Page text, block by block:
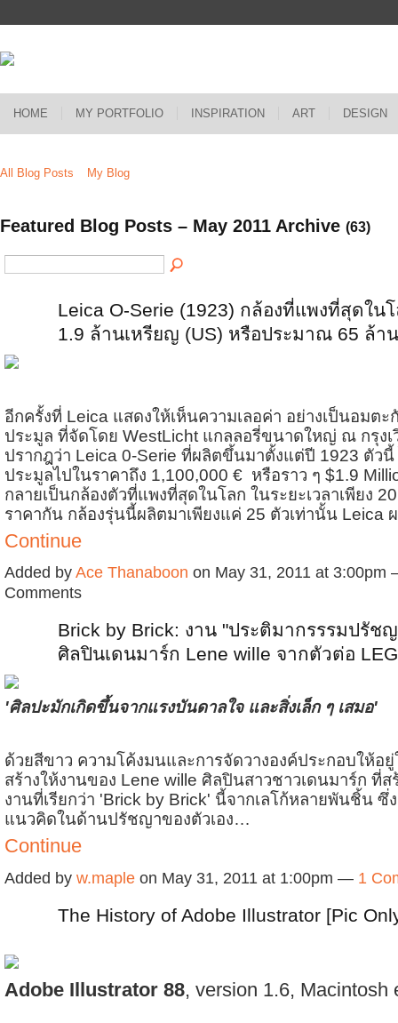
HOME MY PORTFOLIO INSPIRATION ART DESIGN
All Blog Posts My Blog
Featured Blog Posts – May 2011 Archive (63)
Leica O-Serie (1923) กล้องที่แพงที่สุดใน
1.9 ล้านเหรียญ (US) หรือประมาณ 65 ล้า
อีกครั้งที่ Leica แสดงให้เห็นความเลอค่า อย่างเป็นอมตะ
ประมูล ที่จัดโดย WestLicht แกลลอรี่ขนาดใหญ่ ณ กรุง
ปรากฎว่า Leica 0-Serie ที่ผลิตขึ้นมาตั้งแต่ปี 1923 ตัวนี้
ประมูลไปในราคาถึง 1,100,000 € หรือราว ๆ $1.9
กลายเป็นกล้องตัวที่แพงที่สุดในโลก ในระยะเวลาเพียง
ราคากัน กล้องรุ่นนี้ผลิตมาเพียงแค่ 25 ตัวเท่านั้น
Continue
Added by Ace Thanaboon on May 31, 2011 at 3:00pm
Comments
Brick by Brick: งาน "ประติมากรรรมปรัช
ศิลปินเดนมาร์ก Lene wille จากตัวต่อ
'ศิลปะมักเกิดขึ้นจากแรงบันดาลใจ และสิ่งเล็ก ๆ เสมอ'
ด้วยสีขาว ความโค้งมนและการจัดวางองค์ประกอบให้อ
สร้างให้งานของ Lene wille ศิลปินสาวชาวเดนมาร์ก ที่ส
งานที่เรียกว่า 'Brick by Brick' นี้จากเลโก้หลายพันชิ้น ซึ่
แนวคิดในด้านปรัชญาของตัวเอง…
Continue
Added by w.maple on May 31, 2011 at 1:00pm — 1
The History of Adobe Illustrator [Pic
Adobe Illustrator 88, version 1.6, Macintosh